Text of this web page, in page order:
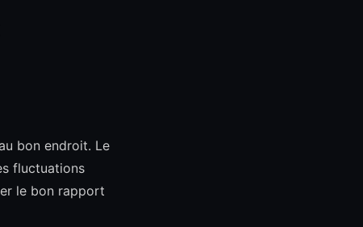
bon endroit. Le
fluctuations
le bon rapport